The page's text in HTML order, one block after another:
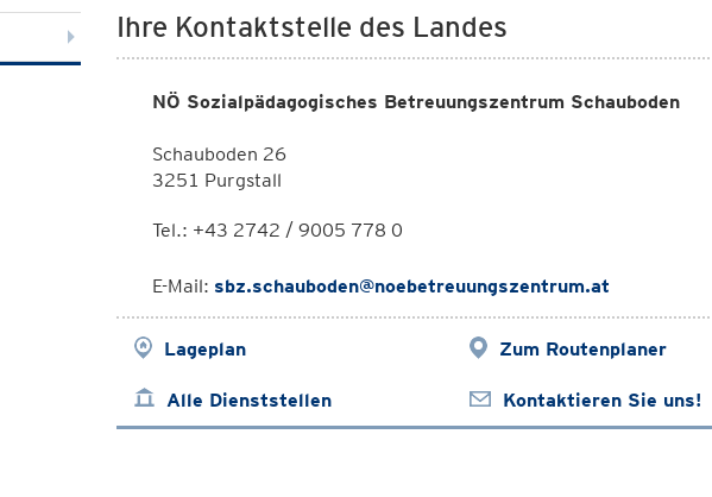
Ihre Kontaktstelle des Landes
NÖ Sozialpädagogisches Betreuungszentrum Schauboden
Schauboden 26
3251 Purgstall
Tel.: +43 2742 / 9005 778 0
E-Mail: sbz.schauboden@noebetreuungszentrum.at
Lageplan Zum Routenplaner
Alle Dienststellen Kontaktieren Sie uns!